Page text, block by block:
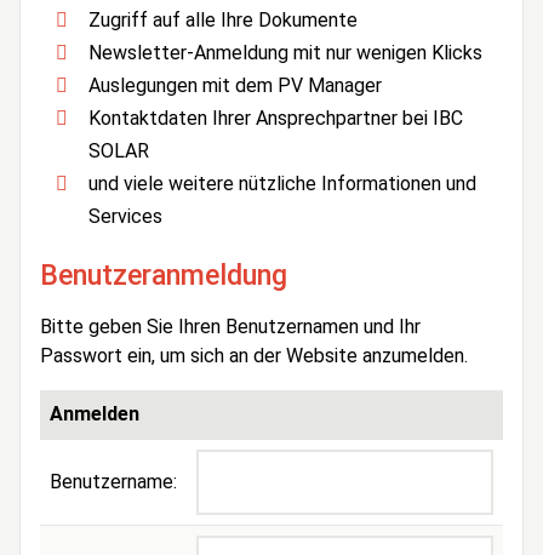
Zugriff auf alle Ihre Dokumente
Newsletter-Anmeldung mit nur wenigen Klicks
Auslegungen mit dem PV Manager
Kontaktdaten Ihrer Ansprechpartner bei IBC
SOLAR
und viele weitere nützliche Informationen und
Services
Benutzeranmeldung
Bitte geben Sie Ihren Benutzernamen und Ihr
Passwort ein, um sich an der Website anzumelden.
Anmelden
Benutzername: